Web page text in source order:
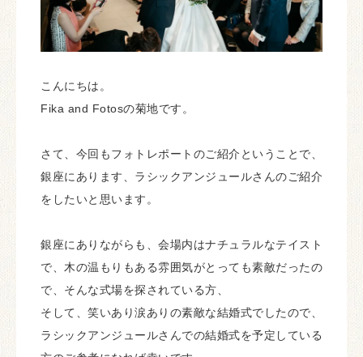
こんにちは。
Fika and Fotosの菊地です。
さて、今回もフォトレポートのご紹介ということで、
銀座にあります、ラシックアンジュールさんのご紹介
をしたいと思います。
銀座にありながらも、会場内はナチュラルなテイスト
で、木の温もりもある雰囲気がとっても素敵だったの
で、そんな式場を探されている方、
そして、笑いあり涙ありの素敵な結婚式でしたので、
ラシックアンジュールさんでの結婚式を予定している